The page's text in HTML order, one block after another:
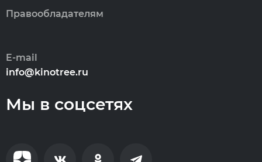
Правообладателям
E-mail
info@kinotree.ru
Мы в соцсетях